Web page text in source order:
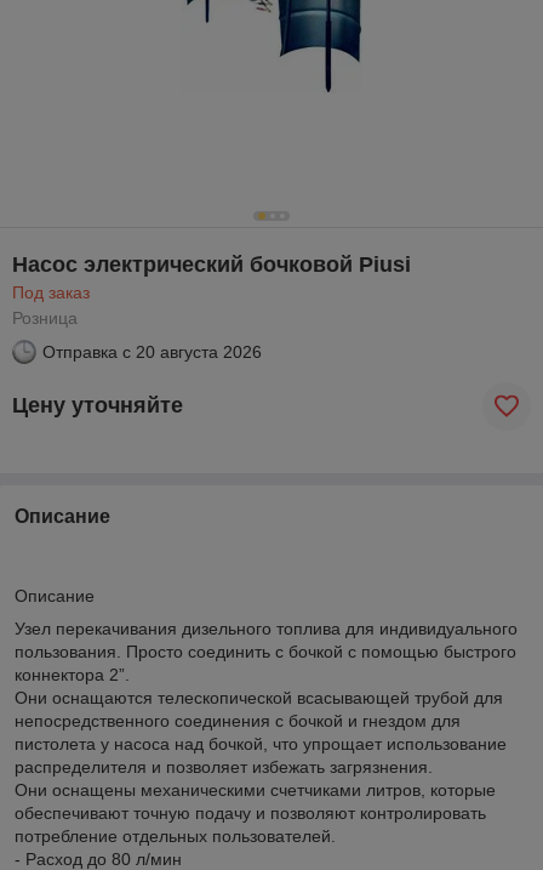
Насос электрический бочковой Piusi
Под заказ
Розница
Отправка с 20 августа 2026
Цену уточняйте
Описание
Описание
Узел перекачивания дизельного топлива для индивидуального
пользования. Просто соединить с бочкой с помощью быстрого
коннектора 2”.
Они оснащаются телескопической всасывающей трубой для
непосредственного соединения с бочкой и гнездом для
пистолета у насоса над бочкой, что упрощает использование
распределителя и позволяет избежать загрязнения.
Они оснащены механическими счетчиками литров, которые
обеспечивают точную подачу и позволяют контролировать
потребление отдельных пользователей.
- Расход до 80 л/мин